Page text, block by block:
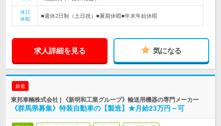
休日
休暇
■週休2日制（土日祝）■夏期休暇■年末年始休暇
求人詳細を見る 気になる
新着
東邦車輛株式会社 | 《新明和工業グループ》輸送用機器の専門メーカー
《群馬県募集》特装自動車の【製造】★月給23万円～可